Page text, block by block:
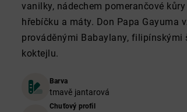
vanilky, nádechem pomerančové
hřebíčku a máty. Don Papa Gayuma
prováděnými Babaylany, filipínskými
koktejlu.
Barva
tmavě jantarová
Chuťový profil